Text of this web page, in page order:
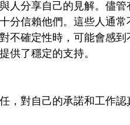
人分享自己的見解。儘
分信賴他們。這些人通
不確定性時，可能會感到
供了穩定的支持。
，對自己的承諾和工作